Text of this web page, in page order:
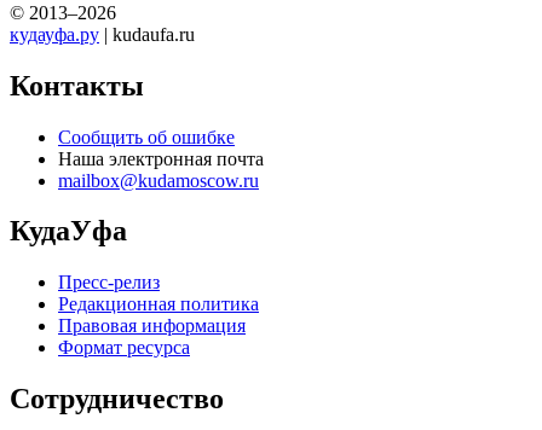
© 2013–2026
кудауфа.ру | kudaufa.ru
Контакты
Сообщить об ошибке
Наша электронная почта
mailbox@kudamoscow.ru
КудаУфа
Пресс-релиз
Редакционная политика
Правовая информация
Формат ресурса
Сотрудничество